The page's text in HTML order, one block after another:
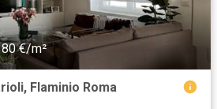
€/m²
Flaminio Roma